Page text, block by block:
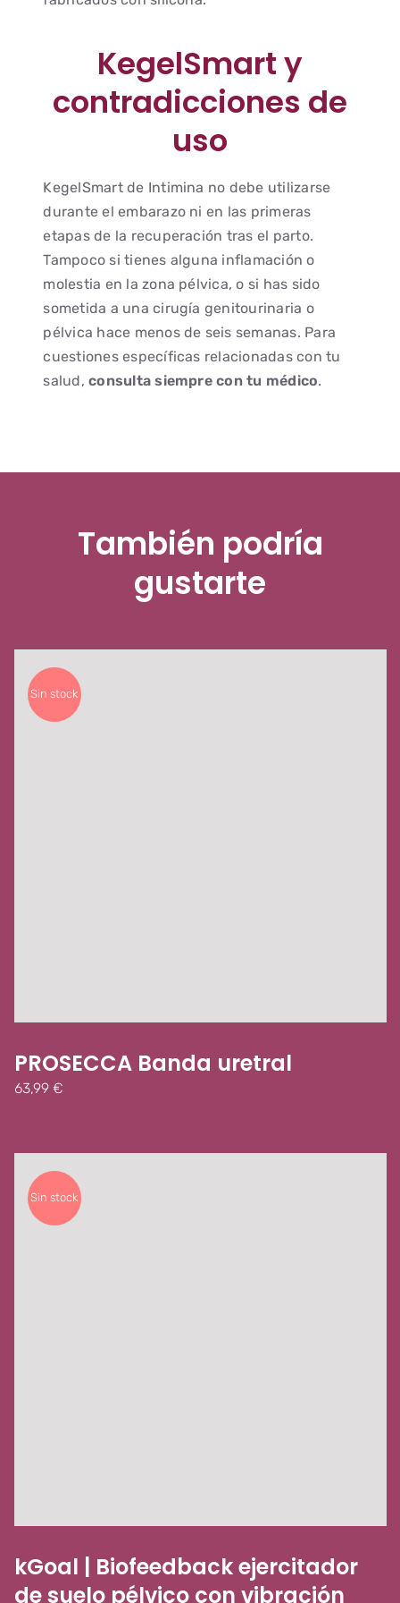
KegelSmart y
contradicciones de
uso
KegelSmart de Intimina no debe utilizarse
durante el embarazo ni en las primeras
etapas de la recuperación tras el parto.
Tampoco si tienes alguna inflamación o
molestia en la zona pélvica, o si has sido
sometida a una cirugía genitourinaria o
pélvica hace menos de seis semanas. Para
cuestiones específicas relacionadas con tu
salud,consulta siempre con tu médico.
También podría
gustarte
Sin stock
PROSECCA Banda uretral
63,99 €
Sin stock
kGoal | Biofeedback ejercitador
de suelo pélvico con vibración